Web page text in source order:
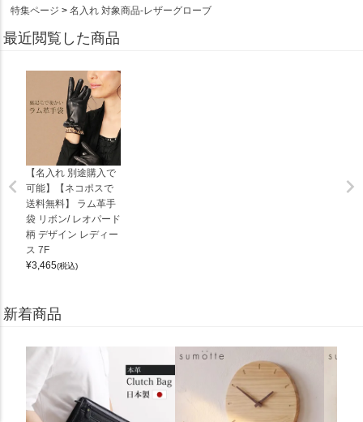
特集ページ
名入れ 対象商品-レザーグローブ
最近閲覧した商品
【名入れ 別途購入で
可能】【ネコポスで
送料無料】 ラム革手
袋 リボン/ レオパード
柄 デザイン レディー
ス 7F
¥3,465(税込)
新着商品